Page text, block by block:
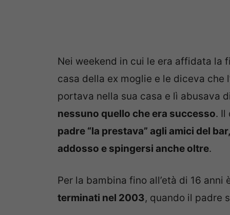
Nei weekend in cui le era affidata la
casa della ex moglie e le diceva che
portava nella sua casa e lì abusava
nessuno quello che era successo. Il
padre “la prestava” agli amici del
addosso e spingersi anche oltre.
Per la bambina fino all’età di 16
terminati nel 2003, quando il padre